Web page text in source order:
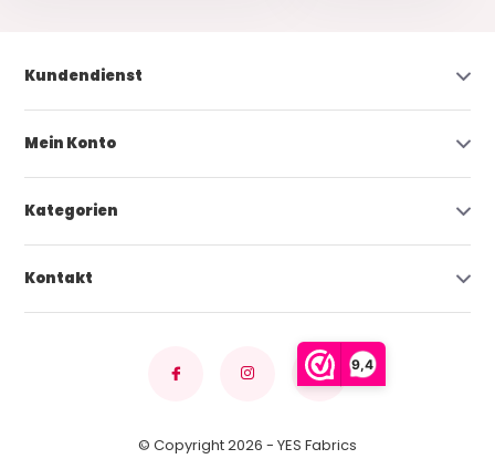
9,4
Kundendienst
Mein Konto
Kategorien
Kontakt
© Copyright 2026 - YES Fabrics